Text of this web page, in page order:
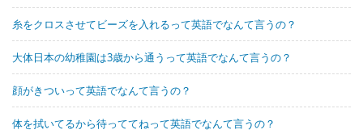
糸をクロスさせてビーズを入れるって英語でなんて言うの？
大体日本の幼稚園は3歳から通うって英語でなんて言うの？
顔がきついって英語でなんて言うの？
体を拭いてるから待っててねって英語でなんて言うの？